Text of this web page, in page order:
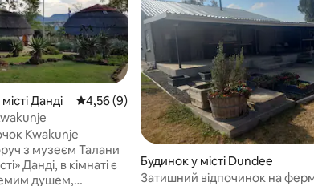
Данді Середня оцінка: 4,56 з 5, відгуки: 9
4,56 (9)
Kwakunje
з музеєм Талани
в кімнаті є
душем,
Будинок у місті Dundee
Затишний відпочинок на